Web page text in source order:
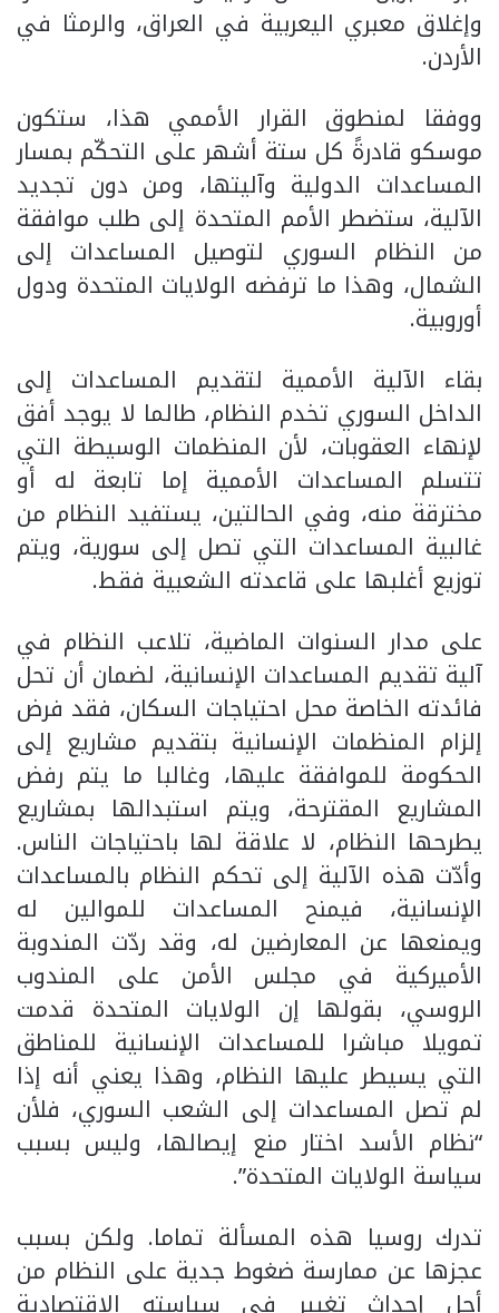
وإغلاق معبري اليعربية في العراق، والرمثا في
الأردن.
ووفقا لمنطوق القرار الأممي هذا، ستكون
موسكو قادرةً كل ستة أشهر على التحكّم بمسار
المساعدات الدولية وآليتها، ومن دون تجديد
الآلية، ستضطر الأمم المتحدة إلى طلب موافقة
من النظام السوري لتوصيل المساعدات إلى
الشمال، وهذا ما ترفضه الولايات المتحدة ودول
أوروبية.
بقاء الآلية الأممية لتقديم المساعدات إلى
الداخل السوري تخدم النظام، طالما لا يوجد أفق
لإنهاء العقوبات، لأن المنظمات الوسيطة التي
تتسلم المساعدات الأممية إما تابعة له أو
مخترقة منه، وفي الحالتين، يستفيد النظام من
غالبية المساعدات التي تصل إلى سورية، ويتم
توزيع أغلبها على قاعدته الشعبية فقط.
على مدار السنوات الماضية، تلاعب النظام في
آلية تقديم المساعدات الإنسانية، لضمان أن تحل
فائدته الخاصة محل احتياجات السكان، فقد فرض
إلزام المنظمات الإنسانية بتقديم مشاريع إلى
الحكومة للموافقة عليها، وغالبا ما يتم رفض
المشاريع المقترحة، ويتم استبدالها بمشاريع
يطرحها النظام، لا علاقة لها باحتياجات الناس.
وأدّت هذه الآلية إلى تحكم النظام بالمساعدات
الإنسانية، فيمنح المساعدات للموالين له
ويمنعها عن المعارضين له، وقد ردّت المندوبة
الأميركية في مجلس الأمن على المندوب
الروسي، بقولها إن الولايات المتحدة قدمت
تمويلا مباشرا للمساعدات الإنسانية للمناطق
التي يسيطر عليها النظام، وهذا يعني أنه إذا
لم تصل المساعدات إلى الشعب السوري، فلأن
“نظام الأسد اختار منع إيصالها، وليس بسبب
سياسة الولايات المتحدة”.
تدرك روسيا هذه المسألة تماما. ولكن بسبب
عجزها عن ممارسة ضغوط جدية على النظام من
أجل إحداث تغيير في سياسته الاقتصادية